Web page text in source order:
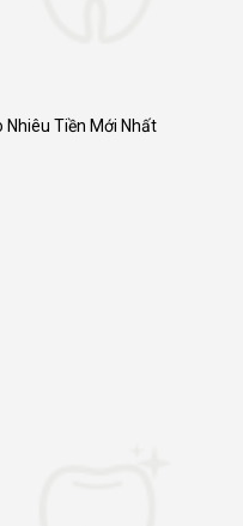
Nhiêu Tiền Mới Nhất